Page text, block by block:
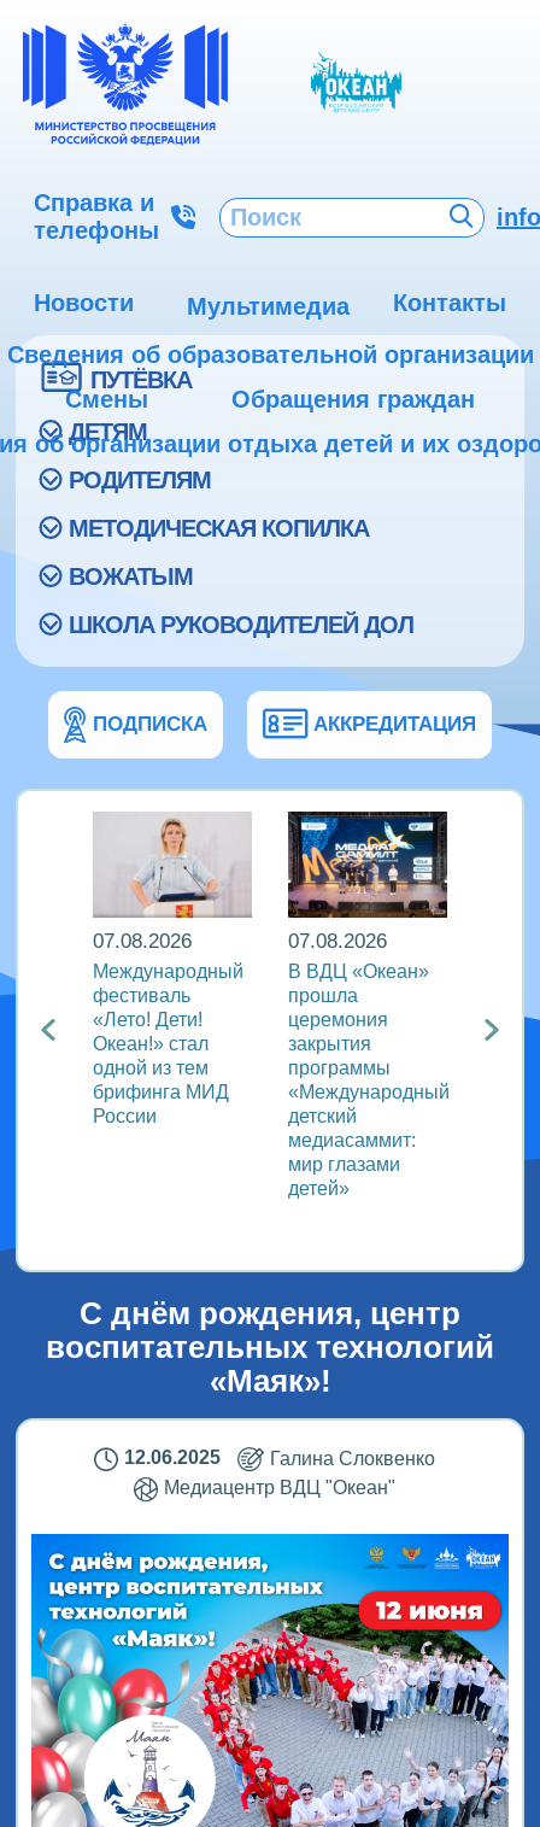
Справка и
телефоны
Новости Мультимедиа
Контакты
Сведения об образовательной организации
Смены
Обращения граждан
об организации отдыха детей и их
ПУТЁВКА
ДЕТЯМ
РОДИТЕЛЯМ
МЕТОДИЧЕСКАЯ КОПИЛКА
ВОЖАТЫМ
ШКОЛА РУКОВОДИТЕЛЕЙ ДОЛ
ПОДПИСКА АККРЕДИТАЦИЯ
07.08.2026
Международный
фестиваль
«Лето! Дети!
Океан!» стал
одной из тем
брифинга МИД
России
07.08.2026
В ВДЦ «Океан»
прошла
церемония
закрытия
программы
«Международный
детский
медиасаммит:
мир глазами
детей»
VIII
С днём рождения, центр
воспитательных технологий
«Маяк»!
12.06.2025
Галина Слоквенко
Медиацентр ВДЦ "Океан"